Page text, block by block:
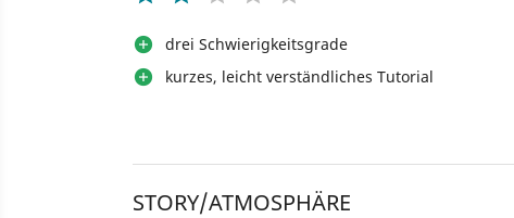
drei Schwierigkeitsgrade
kurzes, leicht verständliches Tutorial
STORY/ATMOSPHÄRE